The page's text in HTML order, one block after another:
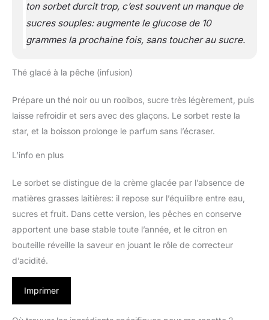
ton sorbet durcit trop, c’est souvent un manque de
sucres souples: augmente le glucose de 10
grammes la prochaine fois, sans toucher au sucre.
Thé glacé à la pêche (infusion)
Prépare un thé noir ou un rooibos, sucre très légèrement, puis
laisse refroidir et sers avec des glaçons. Le sorbet reste la
star, et la boisson prolonge le parfum sans l’écraser.
L’info en plus
Le sorbet se distingue de la crème glacée par l’absence de
matières grasses laitières: il repose sur l’équilibre entre eau,
sucres et fruit. Dans cette version, les pêches en conserve
apportent une base stable toute l’année, et le citron en
bouteille réveille la saveur en jouant le rôle de correcteur
d’acidité.
Imprimer